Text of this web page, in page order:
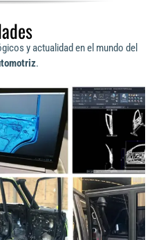
y actualidad en el mundo del
.